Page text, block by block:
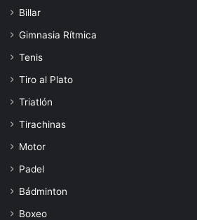
Billar
Gimnasia Rítmica
Tenis
Tiro al Plato
Triatlón
Tirachinas
Motor
Padel
Bádminton
Boxeo